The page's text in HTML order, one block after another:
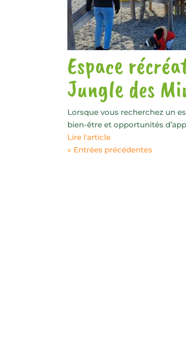
Espace
Jungle des
Lorsque vous recherchez un
bien-être et opportunités
Lire l'article
« Entrées précédentes